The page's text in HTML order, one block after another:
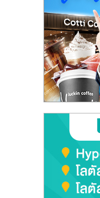
การ
ลงทุน
และ
ขยาย